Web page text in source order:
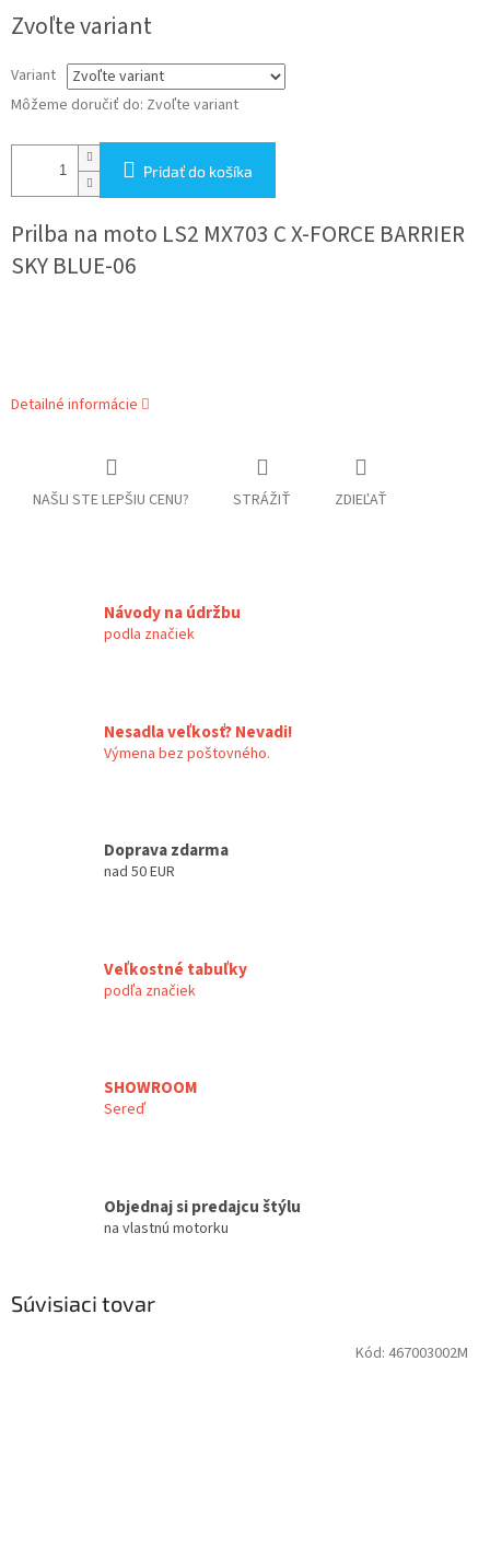
cena:
Zvoľte variant
Variant
Môžeme doručiť do: Zvoľte variant
Pridať do košíka
Prilba na moto LS2 MX703 C X-FORCE BARRIER
SKY BLUE-06
Detailné informácie
NAŠLI STE LEPŠIU CENU? STRÁŽIŤ ZDIEĽAŤ
Návody na údržbu
podla značiek
Nesadla veľkosť? Nevadi!
Výmena bez poštovného.
Doprava zdarma
nad 50 EUR
Veľkostné tabuľky
podľa značiek
SHOWROOM
Sereď
Objednaj si predajcu štýlu
na vlastnú motorku
Súvisiaci tovar
Kód: 467003002M